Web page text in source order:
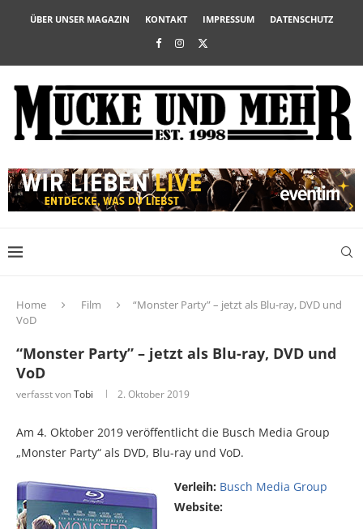
ÜBER UNSER MAGAZIN KONTAKT IMPRESSUM DATENSCHUTZ
Home Film
“Monster Party” – jetzt als Blu-ray, DVD und
VoD
“Monster Party” – jetzt als Blu-ray, DVD und
VoD
verfasst vonTobi 2. Oktober 2019
Am 4. Oktober 2019 veröffentlicht die Busch Media Group
„Monster Party“ als DVD, Blu-ray und VoD.
Verleih: Busch Media Group
Website: